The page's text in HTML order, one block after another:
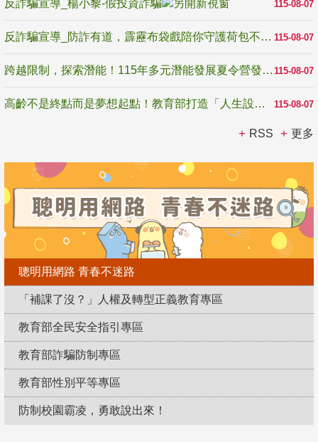
115-08-07
反詐騙宣導_楊小黎-假投資詐騙
115-08-07
反詐騙宣導_防詐有道，霹靂布袋戲陪你守護荷包不受騙
115-08-07
跨越限制，探索潛能！115年多元潛能發展夏令營發掘生命無限可能
115-08-07
高齡不是終點而是夢想起點！教育部打造「人生設計夢工場」 參展第3屆高齡健康產業博覽會
RSS 更多
聰明用網路 青春不迷路
「補課了沒？」人權及轉型正義教育專區
教育部全民安全指引專區
教育部詐騙防制專區
教育部性別平等專區
防制校園霸凌，勇敢說出來！